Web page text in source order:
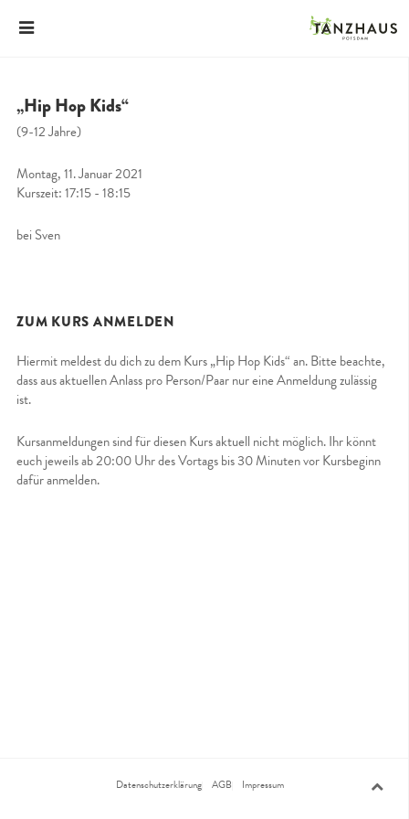
„Hip Hop Kids“
(9-12 Jahre)
Montag, 11. Januar 2021
Kurszeit: 17:15 - 18:15
bei Sven
ZUM KURS ANMELDEN
Hiermit meldest du dich zu dem Kurs „Hip Hop Kids“ an. Bitte beachte,
dass aus aktuellen Anlass pro Person/Paar nur eine Anmeldung zulässig
ist.
Kursanmeldungen sind für diesen Kurs aktuell nicht möglich. Ihr könnt
euch jeweils ab 20:00 Uhr des Vortags bis 30 Minuten vor Kursbeginn
dafür anmelden.
Datenschutzerklärung AGB Impressum